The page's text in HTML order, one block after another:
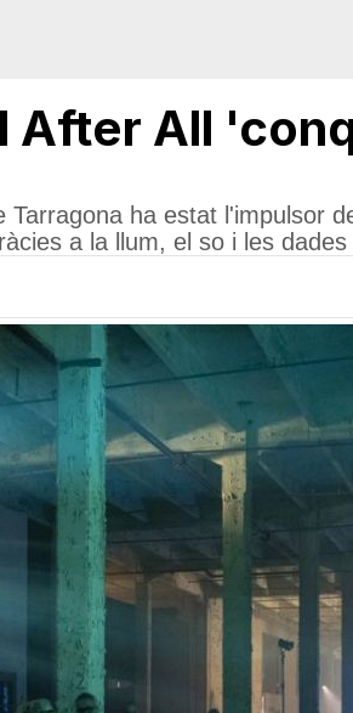
After All
ha estat l'impulsor
a la llum, el so i les dades